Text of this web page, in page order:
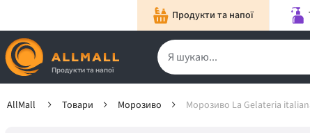
Продукти та напої
Продукти та напої
AllMall Товари Морозиво Морозиво La Gelateria